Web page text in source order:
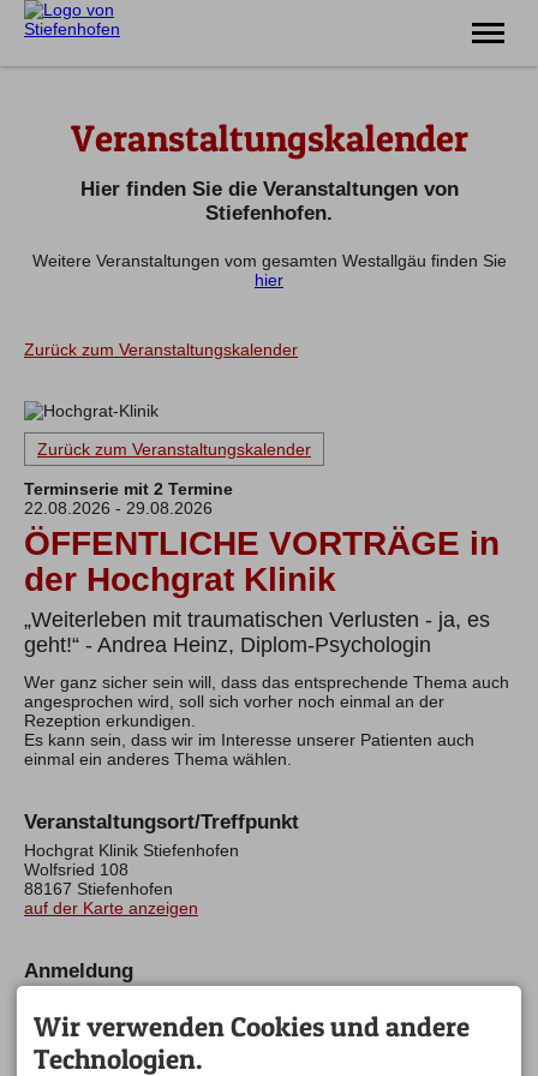
Familie
Unterkünfte
Prospekte
Veranstaltungskalender
Hier finden Sie die Veranstaltungen von
Stiefenhofen.
Weitere Veranstaltungen vom gesamten Westallgäu finden Sie
hier
Zurück zum Veranstaltungskalender
Zurück zum Veranstaltungskalender
Terminserie mit 2 Termine
22.08.2026 - 29.08.2026
ÖFFENTLICHE VORTRÄGE in
der Hochgrat Klinik
„Weiterleben mit traumatischen Verlusten - ja, es
geht!“ - Andrea Heinz, Diplom-Psychologin
Wer ganz sicher sein will, dass das entsprechende Thema auch
angesprochen wird, soll sich vorher noch einmal an der
Rezeption erkundigen.
Es kann sein, dass wir im Interesse unserer Patienten auch
einmal ein anderes Thema wählen.
Veranstaltungsort/Treffpunkt
Hochgrat Klinik Stiefenhofen
Wolfsried 108
88167 Stiefenhofen
auf der Karte anzeigen
Anmeldung
teilzunehmen. Wir bitten um Anmeldung und Kauf einer
Essensmarke bei der Rezeption bis jeweils spätestens 10.00
Uhr.
Wir verwenden Cookies und andere
Technologien.